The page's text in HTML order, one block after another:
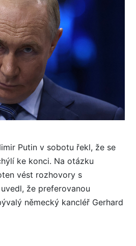
Putin v sobotu řekl, že se
ke konci. Na otázku
vést rozhovory s
že preferovanou
německý kancléř Gerhard